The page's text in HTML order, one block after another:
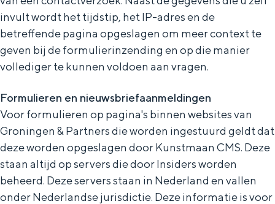
invult wordt het tijdstip, het IP-adres en de
betreffende pagina opgeslagen om meer context te
geven bij de formulierinzending en op die manier
vollediger te kunnen voldoen aan vragen.
Formulieren en nieuwsbriefaanmeldingen
Voor formulieren op pagina's binnen websites van
Groningen & Partners die worden ingestuurd geldt dat
deze worden opgeslagen door Kunstmaan CMS. Deze
staan altijd op servers die door Insiders worden
beheerd. Deze servers staan in Nederland en vallen
onder Nederlandse jurisdictie. Deze informatie is voor